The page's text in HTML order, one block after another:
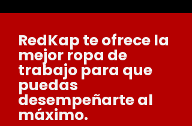
RedKap te ofrece la
mejor ropa de
trabajo para que
puedas
desempeñarte al
máximo.